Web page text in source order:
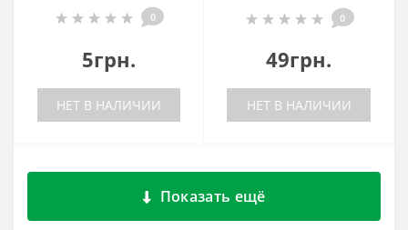
0
5грн.
НЕТ В НАЛИЧИИ
0
49грн.
НЕТ В НАЛИЧИИ
Показать ещё